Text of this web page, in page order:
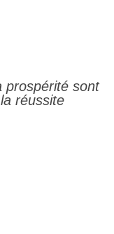
prospérité sont
réussite